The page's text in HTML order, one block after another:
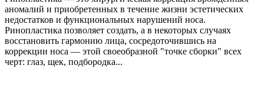
аномалий и приобретенных в течение жизни эстетических
недостатков и функциональных нарушений носа.
Ринопластика позволяет создать, а в некоторых случаях
восстановить гармонию лица, сосредоточившись на
коррекции носа — этой своеобразной "точке сборки" всех
черт: глаз, щек, подбородка...